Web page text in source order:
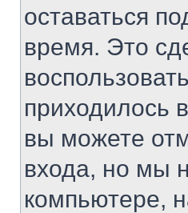
оставаться
время. Это
приходилось
вы можете
входа, но мы
компьютере,